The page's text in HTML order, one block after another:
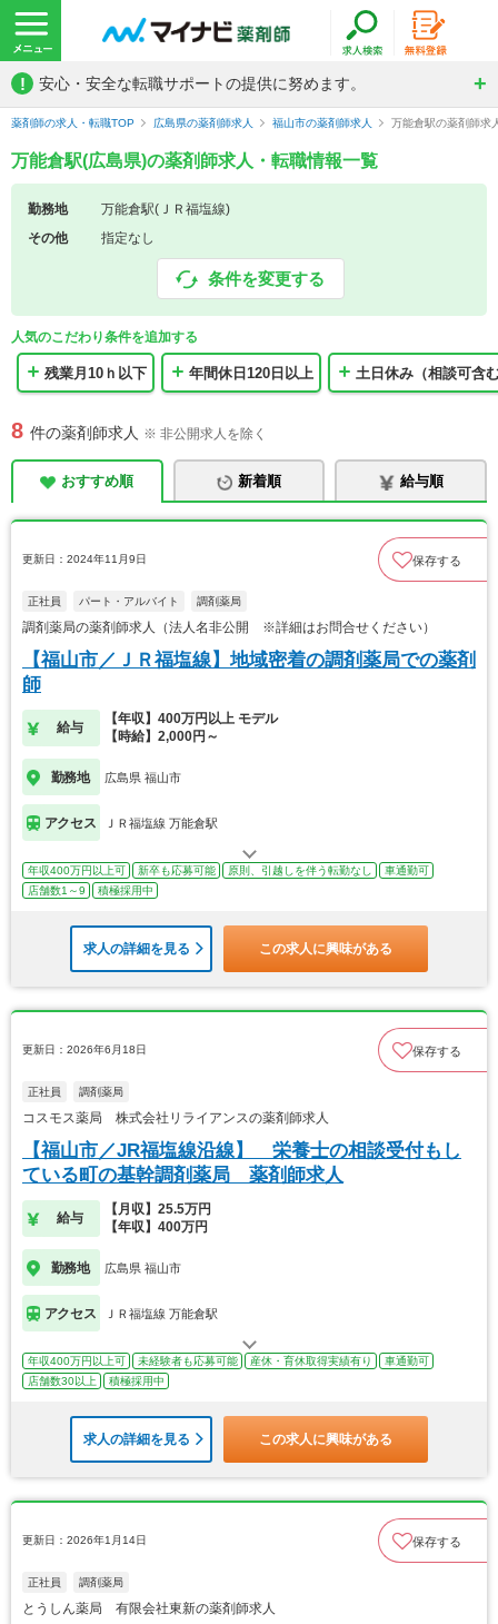
! 安心・安全な転職サポートの提供に努めます。
薬剤師の求人・転職TOP 広島県の薬剤師求人 福山市の薬剤師求人 万能倉駅の薬剤師求
万能倉駅(広島県)の薬剤師求人・転職情報一覧
勤務地
万能倉駅(ＪＲ福塩線)
その他
指定なし
条件を変更する
人気のこだわり条件を追加する
残業月10ｈ以下 年間休日120日以上 土日休み（相談可含
8 件の薬剤師求人 ※ 非公開求人を除く
おすすめ順 新着順 給与順
更新日：2024年11月9日 保存する
正社員 パート・アルバイト 調剤薬局
調剤薬局の薬剤師求人（法人名非公開 ※詳細はお問合せください）
【福山市／ＪＲ福塩線】地域密着の調剤薬局での薬剤
師
給与
【年収】400万円以上 モデル
【時給】2,000円～
勤務地 広島県 福山市
アクセス ＪＲ福塩線 万能倉駅
年収400万円以上可 新卒も応募可能 原則、引越しを伴う転勤なし
車通勤可
店舗数1～9
積極採用中
求人の詳細を見る この求人に興味がある
更新日：2026年6月18日 保存する
正社員 調剤薬局
コスモス薬局 株式会社リライアンスの薬剤師求人
【福山市／JR福塩線沿線】 栄養士の相談受付もし
ている町の基幹調剤薬局 薬剤師求人
給与
【月収】25.5万円
【年収】400万円
勤務地 広島県 福山市
アクセス ＪＲ福塩線 万能倉駅
年収400万円以上可 未経験者も応募可能 産休・育休取得実績有り
車通勤可
店舗数30以上
積極採用中
求人の詳細を見る この求人に興味がある
更新日：2026年1月14日 保存する
正社員 調剤薬局
とうしん薬局 有限会社東新の薬剤師求人